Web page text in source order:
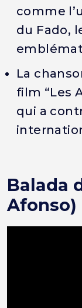
comme
du Fado,
La
film “Les
qui a
Balada
Afonso)